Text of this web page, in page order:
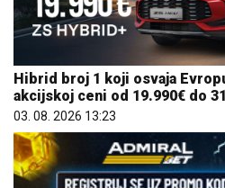
Hibrid broj 1 koji osvaja
akcijskoj ceni od 19.990€ do
03. 08. 2026 13:23